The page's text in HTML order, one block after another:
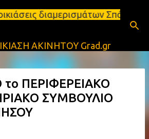
στο κύριο περιεχόμενο
Σπάρτη και
ΑΚΙΝΗΤΟΥ Grad.gr
το ΠΕΡΙΦΕΡΕΙΑΚΟ
ΣΥΜΒΟΥΛΙΟ